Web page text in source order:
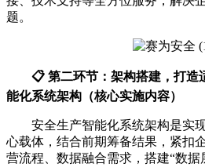
题。
📋 第二环节：架构搭建，打造
能化系统架构（核心实施内容）
安全生产智能化系统架构是实
心载体，结合前期筹备结果，紧扣
营流程、数据融合需求，搭建“数